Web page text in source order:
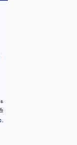
した」と価値を実感
てよい」と回答。チ